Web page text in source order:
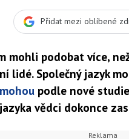
Přidat mezi oblíbené
mohli podobat více,
lidé. Společný jazyk
mohou podle nové
vědci dokonce